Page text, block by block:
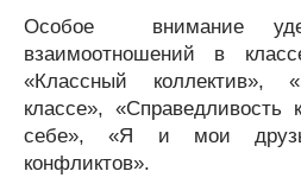
Особое внимание
взаимоотношений в
«Классный коллектив»,
классе», «Справедливость
себе», «Я и мои
конфликтов».